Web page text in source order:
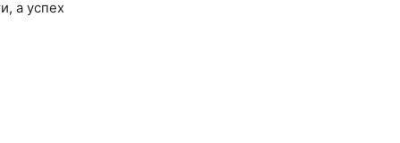
а успех